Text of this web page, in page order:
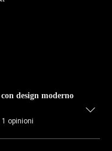
design moderno
1 opinioni